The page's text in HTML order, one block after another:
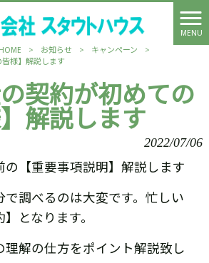
MENU
> お知らせ > キャンペーン
>
皆様】解説します
の契約が初めての
解説します
2022/07/06
の【重要事項説明】解説します
で調べるのは大変です。忙しい
となります。
理解の仕方をポイント解説致し